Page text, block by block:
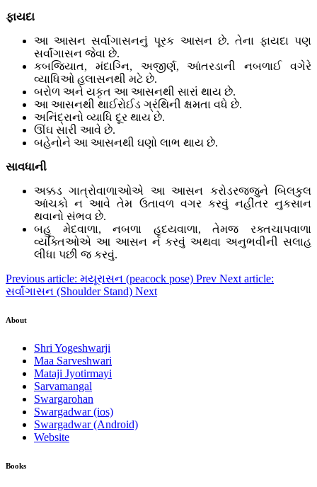
ફાયદા
આ આસન સર્વાંગાસનનું પૂરક આસન છે. તેના ફાયદા પણ
સર્વાંગાસન જેવા છે.
કબજિયાત, મંદાગ્નિ, અજીર્ણ, આંતરડાની નબળાઈ વગેરે
વ્યાધિઓ હલાસનથી મટે છે.
બરોળ અને યકૃત આ આસનથી સારાં થાય છે.
આ આસનથી થાઈરોઈડ ગ્રંથિની ક્ષમતા વધે છે.
અનિંદ્રાનો વ્યાધિ દૂર થાય છે.
ઊંઘ સારી આવે છે.
બહેનોને આ આસનથી ઘણો લાભ થાય છે.
સાવધાની
અક્કડ ગાત્રોવાળાઓએ આ આસન કરોડરજ્જુને બિલકુલ
આંચકો ન આવે તેમ ઉતાવળ વગર કરવું નહીંતર નુકસાન
થવાનો સંભવ છે.
બહુ મેદવાળા, નબળા હૃદયવાળા, તેમજ રક્તચાપવાળા
વ્યક્તિઓએ આ આસન ન કરવું અથવા અનુભવીની સલાહ
લીધા પછી જ કરવું.
Previous article: મયૂરાસન (peacock pose) Prev Next article:
સર્વાંગાસન (Shoulder Stand) Next
About
Shri Yogeshwarji
Maa Sarveshwari
Mataji Jyotirmayi
Sarvamangal
Swargarohan
Swargadwar (ios)
Swargadwar (Android)
Website
Books